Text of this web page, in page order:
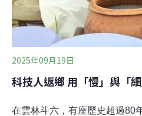
2025年09月19日
科技人返鄉 用「慢」與「
在雲林斗六，有座歷史超過80